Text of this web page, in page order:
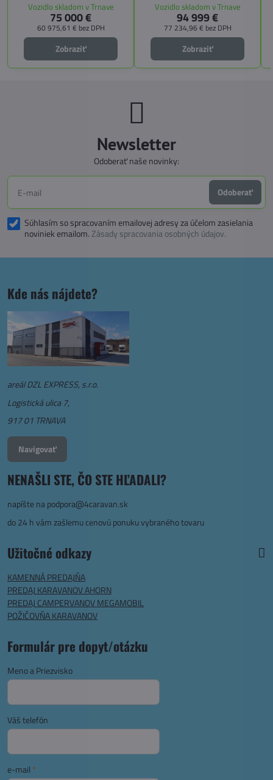
pozdĺžnemu lôžku a možnosti
doplniť predné prídavné lôžko.
Vozidlo skladom v Trnave
75 000 €
60 975,61 € bez DPH
Zobraziť
CITY, TECHNO, SICHERHEIT a
MEGA WINTER získate maximálnu
bezpečnosť, pohodlie a
technologické inovácie. Ideálna
voľba pre tých, ktorí hľadajú luxus,
funkčnosť a slobodu na cestách.
Vozidlo skladom v Trnave
94 999 €
77 234,96 € bez DPH
Zobraziť
Newsletter
Odoberať naše novinky:
Odoberať
Súhlasím so spracovaním emailovej adresy za účelom zasielania
noviniek emailom.Zásady spracovania osobných údajov.
Kde nás nájdete?
areál DZL EXPRESS, s.r.o.
Logistická ulica 7,
917 01 TRNAVA
Navigovať
NENAŠLI STE, ČO STE HĽADALI?
napíšte napodpora@4caravan.sk
do 24 h vám zašlemu cenovú ponuku vybraného tovaru
Užitočné odkazy
KAMENNÁ PREDAJŇA
PREDAJ KARAVANOV AHORN
PREDAJ CAMPERVANOV MEGAMOBIL
POŽIČOVŇA KARAVANOV
Formulár pre dopyt/otázku
Meno a Priezvisko
Váš telefón
e-mail *